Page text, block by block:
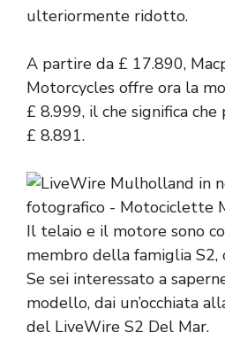
ulteriormente ridotto.
A partire da £ 17.890,
Motorcycles offre ora la
£ 8.999, il che significa
£ 8.891.
Il telaio e il motore sono
membro della famiglia S2,
Se sei interessato a
modello, dai un’occhiata
del LiveWire S2 Del Mar.